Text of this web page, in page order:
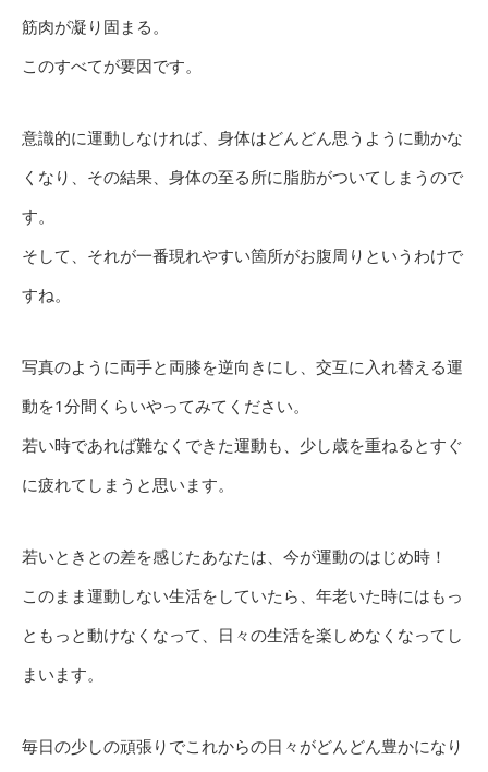
筋肉が凝り固まる。
このすべてが要因です。
意識的に運動しなければ、身体はどんどん思うように動かな
くなり、その結果、身体の至る所に脂肪がついてしまうので
す。
そして、それが一番現れやすい箇所がお腹周りというわけで
すね。
写真のように両手と両膝を逆向きにし、交互に入れ替える運
動を1分間くらいやってみてください。
若い時であれば難なくできた運動も、少し歳を重ねるとすぐ
に疲れてしまうと思います。
若いときとの差を感じたあなたは、今が運動のはじめ時！
このまま運動しない生活をしていたら、年老いた時にはもっ
ともっと動けなくなって、日々の生活を楽しめなくなってし
まいます。
毎日の少しの頑張りでこれからの日々がどんどん豊かになり